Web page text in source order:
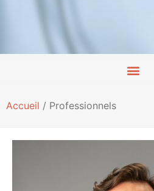
Accueil / Professionnels